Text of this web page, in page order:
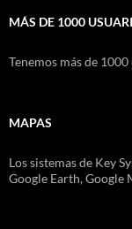
MÁS DE 1000
Tenemos más de
MAPAS
Los sistemas de Key
Google Earth,